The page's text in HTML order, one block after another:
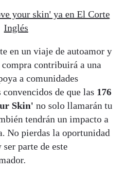
your skin' ya en El Corte
Inglés
en un viaje de autoamor y
contribuirá a una
a comunidades
de que las 176
Skin' no solo llamarán tu
tendrán un impacto a
No pierdas la oportunidad
parte de este